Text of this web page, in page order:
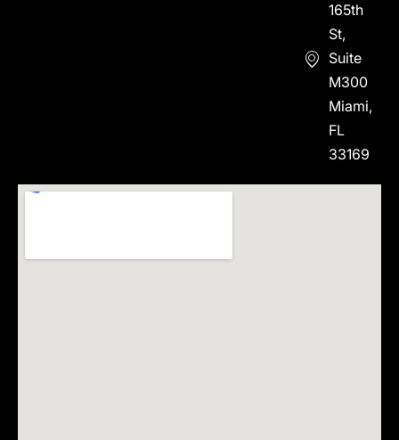
165th
St,
Suite
M300
Miami,
FL
33169